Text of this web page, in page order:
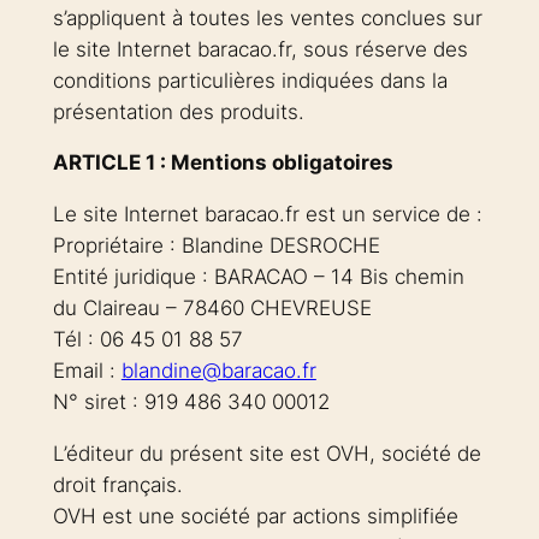
s’appliquent à toutes les ventes conclues sur
le site Internet baracao.fr, sous réserve des
conditions particulières indiquées dans la
présentation des produits.
ARTICLE 1 : Mentions obligatoires
Le site Internet baracao.fr est un service de :
Propriétaire : Blandine DESROCHE
Entité juridique : BARACAO – 14 Bis chemin
du Claireau – 78460 CHEVREUSE
Tél : 06 45 01 88 57
Email : blandine@baracao.fr
N° siret : 919 486 340 00012
L’éditeur du présent site est OVH, société de
droit français.
OVH est une société par actions simplifiée